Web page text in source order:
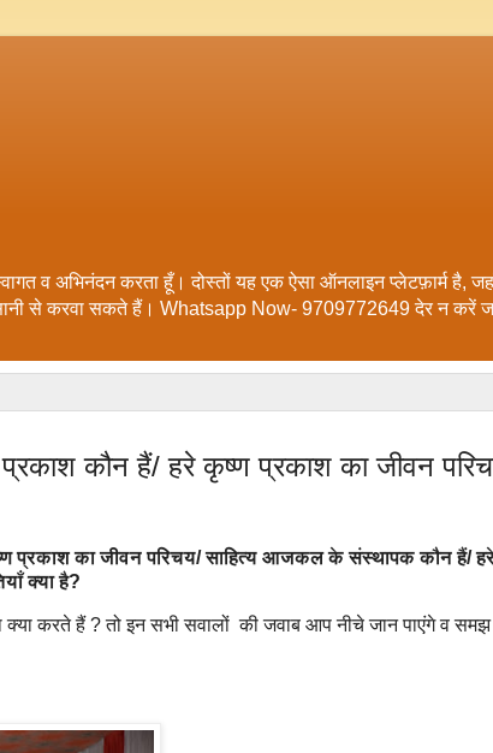
व अभिनंदन करता हूँ। दोस्तों यह एक ऐसा ऑनलाइन प्लेटफ़ार्म है,
से करवा सकते हैं। Whatsapp Now- 9709772649 देर न करें
कौन हैं/ हरे कृष्ण प्रकाश का जीवन
प्रकाश का जीवन परिचय/ साहित्य आजकल के संस्थापक कौन हैं/
क्या है?
करते हैं ? तो इन सभी सवालों की जवाब आप नीचे जान पाएंगे व